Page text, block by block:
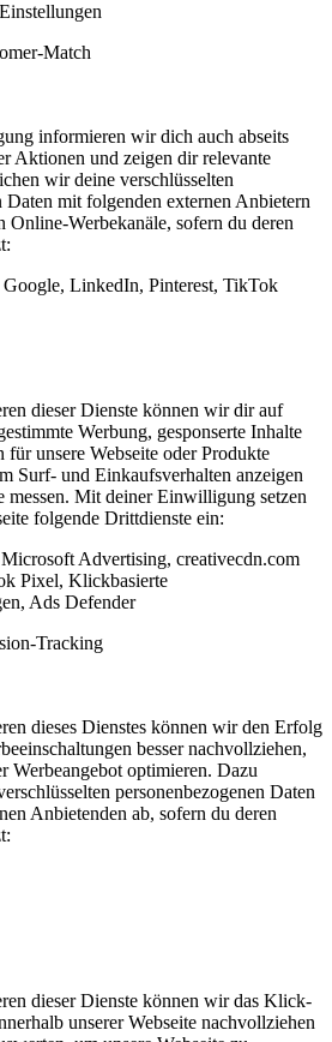
Match
informieren wir dich auch abseits
Aktionen und zeigen dir relevante
wir deine verschlüsselten
Daten mit folgenden externen Anbietern
Online-Werbekanäle, sofern du deren
LinkedIn, Pinterest, TikTok
dieser Dienste können wir dir auf
Werbung, gesponserte Inhalte
für unsere Webseite oder Produkte
Surf- und Einkaufsverhalten anzeigen
messen. Mit deiner Einwilligung setzen
folgende Drittdienste ein:
Advertising, creativecdn.com
Pixel, Klickbasierte
Ads Defender
Tracking
dieses Dienstes können wir den Erfolg
besser nachvollziehen,
Werbeangebot optimieren. Dazu
personenbezogenen Daten
Anbietenden ab, sofern du deren
dieser Dienste können wir das Klick-
unserer Webseite nachvollziehen